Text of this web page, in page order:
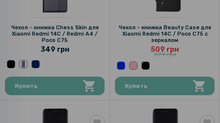
Чехол - книжка Chess Skin для
Xiaomi Redmi 14C / Redmi A4 /
Poco C75
349 грн
Купить
Чехол - книжка Beauty Case для
Xiaomi Redmi 14C / Poco C75 с
зеркалом
509 грн
599 грн
Купить